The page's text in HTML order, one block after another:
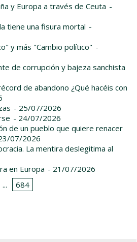
y Europa a través de Ceuta -
tiene una fisura mortal -
y más "Cambio político" -
de corrupción y bajeza sanchista
de abandono ¿Qué hacéis con
- 25/07/2026
- 24/07/2026
de un pueblo que quiere renacer
07/2026
La mentira deslegitima al
en Europa - 21/07/2026
... 684